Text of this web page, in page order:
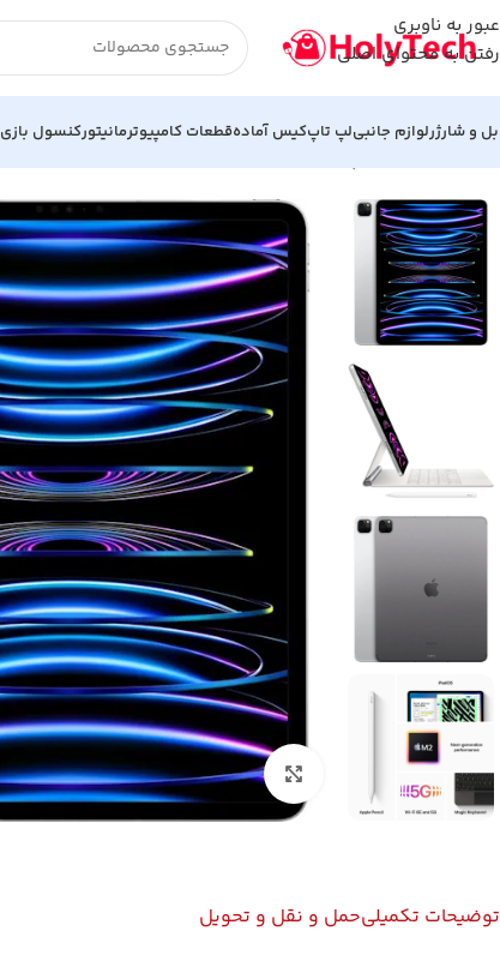
عبور به ناوبری
رفتن به محتوای اصلی
و شارژرلوازم جانبیلپ تاپکیس آمادهقطعات کامپیوترمانیتورکنسول بازی
بزرگنمایی تصویر
توضیحات تکمیلیحمل و نقل و تحویل